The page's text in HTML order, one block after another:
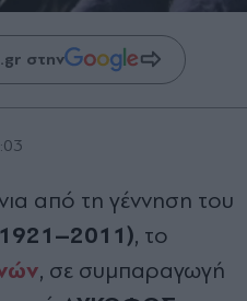
στην
από τη γέννηση του
, το
, σε συμπαραγωγή